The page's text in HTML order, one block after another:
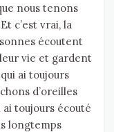
nous tenons
c’est vrai, la
écoutent
vie et gardent
ai toujours
d’oreilles
toujours écouté
longtemps